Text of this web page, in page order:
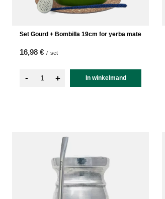
Set Gourd + Bombilla 19cm for yerba mate
16,98 € / set
- + In winkelmand